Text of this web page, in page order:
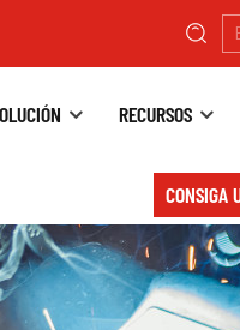
RECURSOS
CONSIGA